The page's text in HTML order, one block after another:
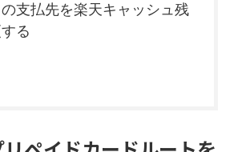
支払先を楽天キャッシュ残
る